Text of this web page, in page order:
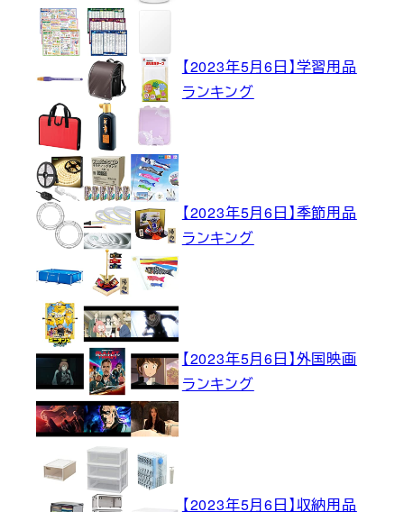
【2023年5月6日】学習用品
ランキング
【2023年5月6日】季節用品
ランキング
【2023年5月6日】外国映画
ランキング
【2023年5月6日】収納用品